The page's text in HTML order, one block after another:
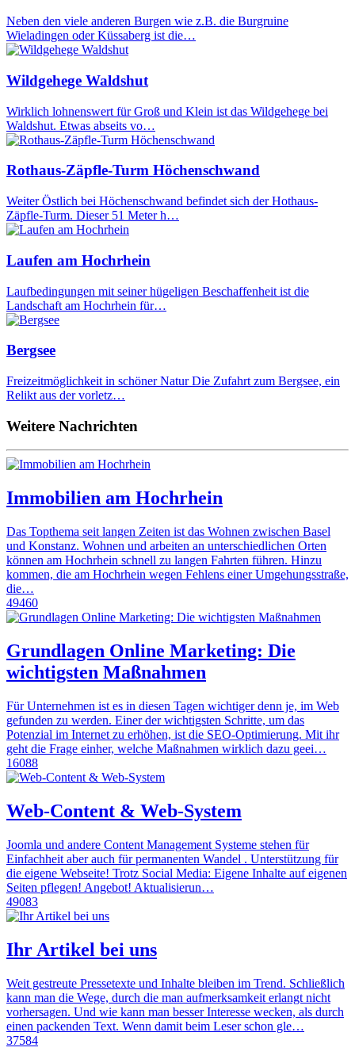
Neben den viele anderen Burgen wie z.B. die Burgruine
Wieladingen oder Küssaberg ist die…
Wildgehege Waldshut
Wirklich lohnenswert für Groß und Klein ist das Wildgehege bei
Waldshut. Etwas abseits vo…
Rothaus-Zäpfle-Turm Höchenschwand
Weiter Östlich bei Höchenschwand befindet sich der Hothaus-
Zäpfle-Turm. Dieser 51 Meter h…
Laufen am Hochrhein
Laufbedingungen mit seiner hügeligen Beschaffenheit ist die
Landschaft am Hochrhein für…
Bergsee
Freizeitmöglichkeit in schöner Natur Die Zufahrt zum Bergsee, ein
Relikt aus der vorletz…
Weitere Nachrichten
Immobilien am Hochrhein
Das Topthema seit langen Zeiten ist das Wohnen zwischen Basel
und Konstanz. Wohnen und arbeiten an unterschiedlichen Orten
können am Hochrhein schnell zu langen Fahrten führen. Hinzu
kommen, die am Hochrhein wegen Fehlens einer Umgehungsstraße,
die…
49460
Grundlagen Online Marketing: Die
wichtigsten Maßnahmen
Für Unternehmen ist es in diesen Tagen wichtiger denn je, im Web
gefunden zu werden. Einer der wichtigsten Schritte, um das
Potenzial im Internet zu erhöhen, ist die SEO-Optimierung. Mit ihr
geht die Frage einher, welche Maßnahmen wirklich dazu geei…
16088
Web-Content & Web-System
Joomla und andere Content Management Systeme stehen für
Einfachheit aber auch für permanenten Wandel . Unterstützung für
die eigene Webseite! Trotz Social Media: Eigene Inhalte auf eigenen
Seiten pflegen! Angebot! Aktualisierun…
49083
Ihr Artikel bei uns
Weit gestreute Pressetexte und Inhalte bleiben im Trend. Schließlich
kann man die Wege, durch die man aufmerksamkeit erlangt nicht
vorhersagen. Und wie kann man besser Interesse wecken, als durch
einen packenden Text. Wenn damit beim Leser schon gle…
37584